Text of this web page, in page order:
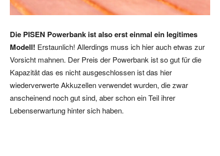
Die PISEN Powerbank ist also erst einmal ein legitimes
Modell! Erstaunlich! Allerdings muss ich hier auch etwas zur
Vorsicht mahnen. Der Preis der Powerbank ist so gut für die
Kapazität das es nicht ausgeschlossen ist das hier
wiederverwerte Akkuzellen verwendet wurden, die zwar
anscheinend noch gut sind, aber schon ein Teil ihrer
Lebenserwartung hinter sich haben.